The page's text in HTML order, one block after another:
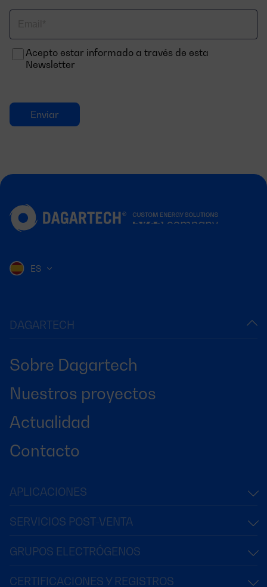
electrónico
Acepto estar informado a través de esta
Newsletter
DAGARTECH
Sobre Dagartech
Nuestros proyectos
Actualidad
Contacto
ES
APLICACIONES
SERVICIOS POST-VENTA
GRUPOS ELECTRÓGENOS
CERTIFICACIONES Y REGISTROS